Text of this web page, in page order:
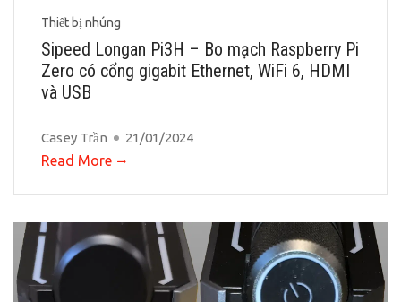
Thiết bị nhúng
Sipeed Longan Pi3H – Bo mạch Raspberry Pi
Zero có cổng gigabit Ethernet, WiFi 6, HDMI
và USB
Casey Trần 21/01/2024
Read More